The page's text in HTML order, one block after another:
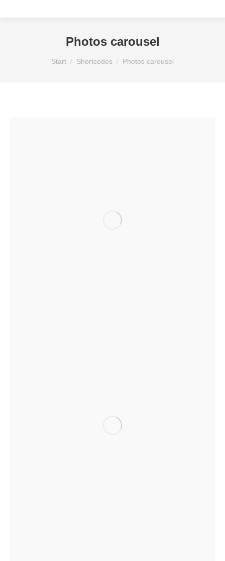
Photos carousel
Sie befinden sich hier:
Start Shortcodes Photos carousel